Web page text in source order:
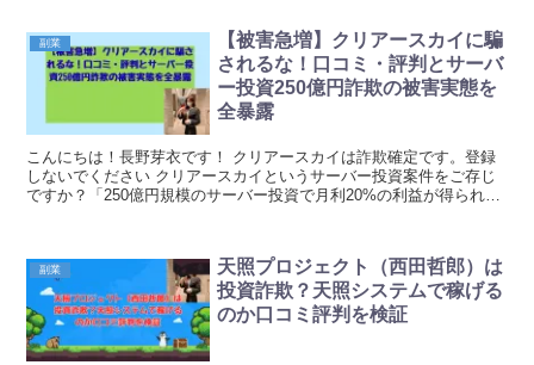
副業
【被害急増】クリアースカイに騙
されるな！口コミ・評判とサーバ
ー投資250億円詐欺の被害実態を
全暴露
こんにちは！長野芽衣です！ クリアースカイは詐欺確定です。登録
しないでください クリアースカイというサーバー投資案件をご存じ
ですか？「250億円規模のサーバー投資で月利20%の利益が得られ
副業
天照プロジェクト（西田哲郎）は
投資詐欺？天照システムで稼げる
のか口コミ評判を検証